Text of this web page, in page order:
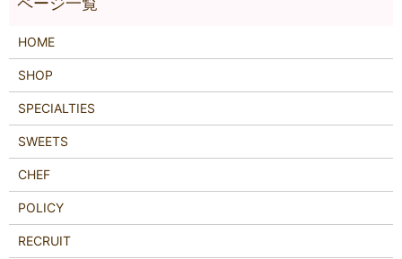
HOME
SHOP
SPECIALTIES
SWEETS
CHEF
POLICY
RECRUIT